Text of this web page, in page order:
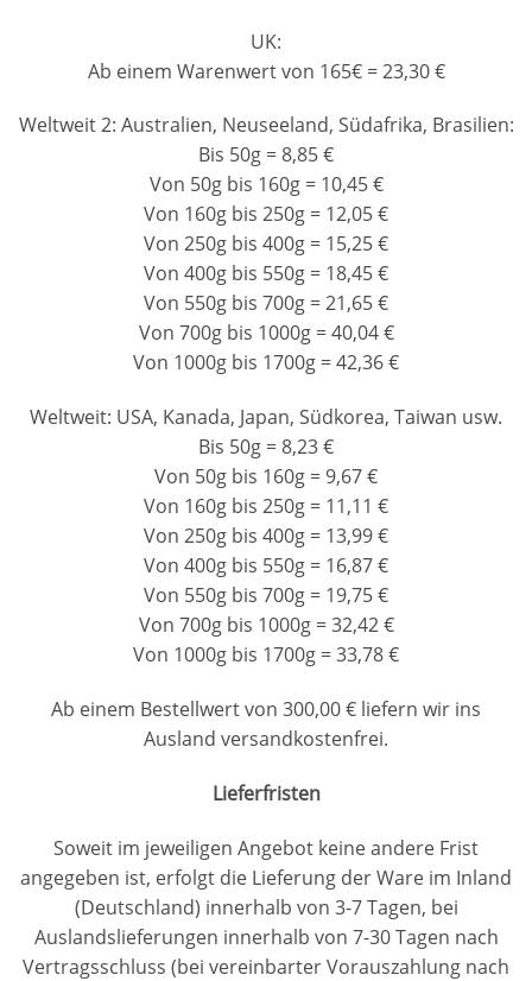
UK:
Ab einem Warenwert von 165€ = 23,30 €
Weltweit 2: Australien, Neuseeland, Südafrika, Brasilien:
Bis 50g = 8,85 €
Von 50g bis 160g = 10,45 €
Von 160g bis 250g = 12,05 €
Von 250g bis 400g = 15,25 €
Von 400g bis 550g = 18,45 €
Von 550g bis 700g = 21,65 €
Von 700g bis 1000g = 40,04 €
Von 1000g bis 1700g = 42,36 €
Weltweit: USA, Kanada, Japan, Südkorea, Taiwan usw.
Bis 50g = 8,23 €
Von 50g bis 160g = 9,67 €
Von 160g bis 250g = 11,11 €
Von 250g bis 400g = 13,99 €
Von 400g bis 550g = 16,87 €
Von 550g bis 700g = 19,75 €
Von 700g bis 1000g = 32,42 €
Von 1000g bis 1700g = 33,78 €
Ab einem Bestellwert von 300,00€ liefern wir ins
Ausland versandkostenfrei.
Lieferfristen
Soweit im jeweiligen Angebot keine andere Frist
angegeben ist, erfolgt die Lieferung der Ware im Inland
(Deutschland) innerhalb von 3-7 Tagen, bei
Auslandslieferungen innerhalb von 7-30 Tagen nach
Vertragsschluss (bei vereinbarter Vorauszahlung nach